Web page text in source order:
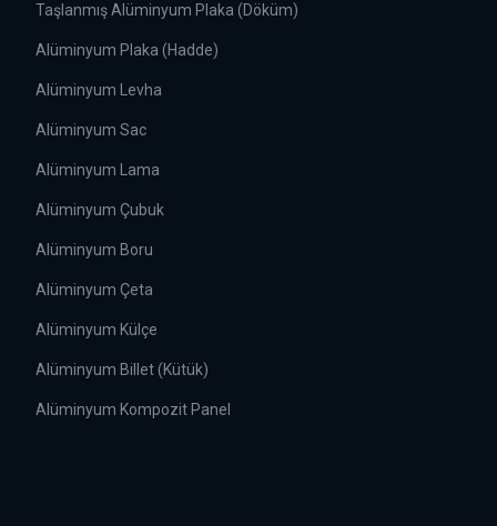
Taşlanmış Alüminyum Plaka (Döküm)
Alüminyum Plaka (Hadde)
Alüminyum Levha
Alüminyum Sac
Alüminyum Lama
Alüminyum Çubuk
Alüminyum Boru
Alüminyum Çeta
Alüminyum Külçe
Alüminyum Billet (Kütük)
Alüminyum Kompozit Panel